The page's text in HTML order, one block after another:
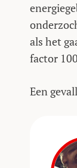
als het
factor
Een